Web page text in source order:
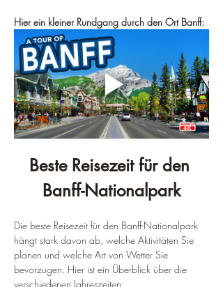
Hier ein kleiner Rundgang durch den Ort Banff:
Beste Reisezeit für den
Banff-Nationalpark
Die beste Reisezeit für den Banff-Nationalpark
hängt stark davon ab, welche Aktivitäten Sie
planen und welche Art von Wetter Sie
bevorzugen. Hier ist ein Überblick über die
verschiedenen Jahreszeiten: